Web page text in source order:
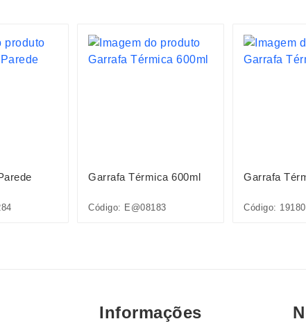
Garrafa Térmica 600ml
Código: E@08183
Garrafa
Código: 19180
Informações